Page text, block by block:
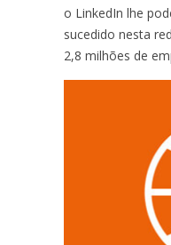
o LinkedIn lhe
sucedido nesta
2,8 milhões de